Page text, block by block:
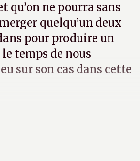
qu’on ne pourra sans
quelqu’un deux
pour produire un
temps de nous
sur son cas dans cette